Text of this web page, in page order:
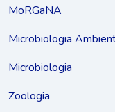
MoRGaNA
Microbiologia
Microbiologia
Zoologia